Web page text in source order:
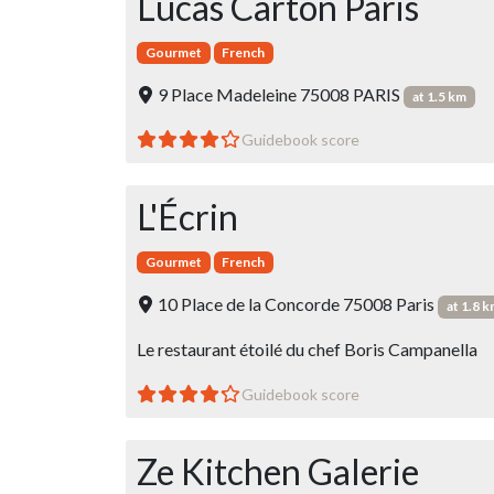
Gourmet French
9 Place Madeleine 75008 PARIS at 1.5 km
Guidebook score
L'Écrin
Gourmet French
10 Place de la Concorde 75008 Paris at 1.8
Le restaurant étoilé du chef Boris Campanella
Guidebook score
Ze Kitchen Galerie